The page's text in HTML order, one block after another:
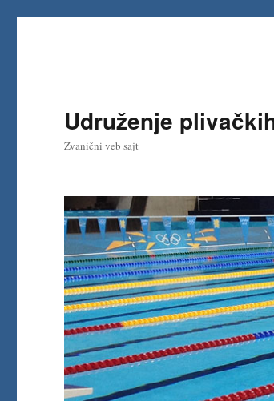
Udruženje
Zvanični veb sajt